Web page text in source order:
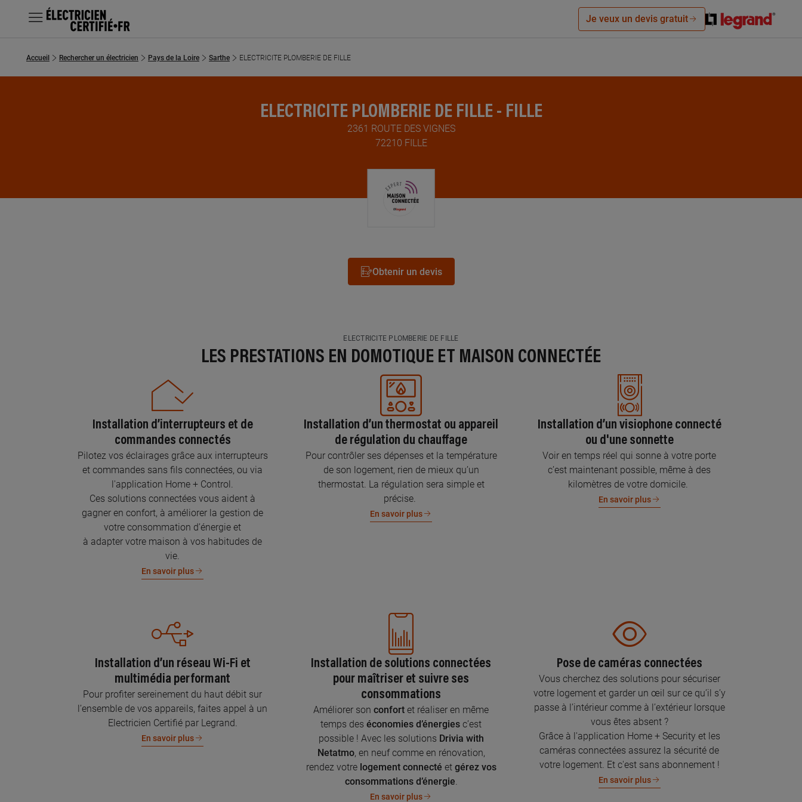
MENU
Chercher un électricien
Je veux un devis gratuit
Accueil Rechercher un électricien Pays de la Loire Sarthe ELECTRICITE PLOMBERIE DE FILLE
ELECTRICITE PLOMBERIE DE FILLE - FILLE
2361 ROUTE DES VIGNES
72210 FILLE
Obtenir un devis
ELECTRICITE PLOMBERIE DE FILLE
LES PRESTATIONS EN DOMOTIQUE ET MAISON CONNECTÉE
Installation d’interrupteurs et de
commandes connectés
Pilotez vos éclairages grâce aux interrupteurs
et commandes sans fils connectées, ou via
l'application Home + Control.
Ces solutions connectées vous aident à
gagner en confort, à améliorer la gestion de
votre consommation d’énergie et
à adapter votre maison à vos habitudes de
vie.
En savoir plus
Installation d’un thermostat ou appareil
de régulation du chauffage
Pour contrôler ses dépenses et la température
de son logement, rien de mieux qu’un
thermostat. La régulation sera simple et
précise.
En savoir plus
Installation d’un visiophone connecté
ou d'une sonnette
Voir en temps réel qui sonne à votre porte
c’est maintenant possible, même à des
kilomètres de votre domicile.
En savoir plus
Installation d’un réseau Wi-Fi et
multimédia performant
Pour profiter sereinement du haut débit sur
l’ensemble de vos appareils, faites appel à un
Electricien Certifié par Legrand.
En savoir plus
Installation de solutions connectées
pour maîtriser et suivre ses
consommations
Améliorer son confort et réaliser en même
temps des économies d’énergies c’est
possible ! Avec les solutions Drivia with
Netatmo, en neuf comme en rénovation,
rendez votre logement connecté et gérez vos
consommations d’énergie.
En savoir plus
Pose de caméras connectées
Vous cherchez des solutions pour sécuriser
votre logement et garder un œil sur ce qu’il s’y
passe à l’intérieur comme à l’extérieur lorsque
vous êtes absent ?
Grâce à l'application Home + Security et les
caméras connectées assurez la sécurité de
votre logement. Et c'est sans abonnement !
En savoir plus